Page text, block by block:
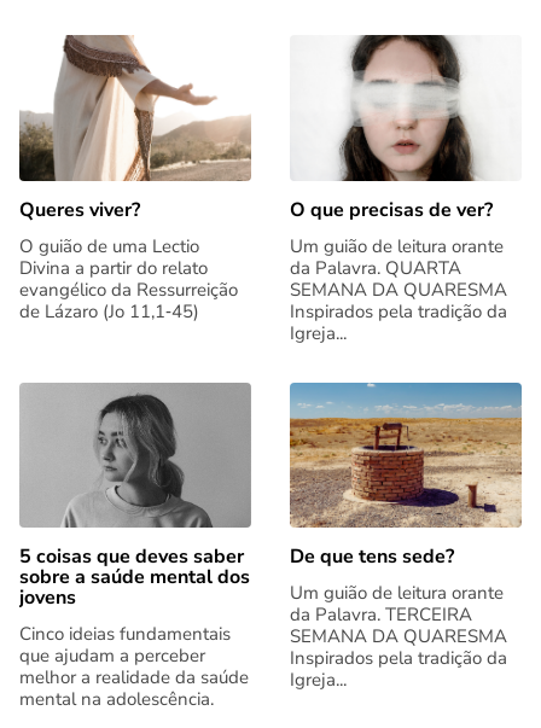
Queres viver?
O guião de uma Lectio
Divina a partir do relato
evangélico da Ressurreição
de Lázaro (Jo 11,1‑45)
O que precisas de ver?
Um guião de leitura orante
da Palavra. QUARTA
SEMANA DA QUARESMA
Inspirados pela tradição da
Igreja...
5 coisas que deves saber
sobre a saúde mental dos
jovens
Cinco ideias fundamentais
que ajudam a perceber
melhor a realidade da saúde
mental na adolescência.
De que tens sede?
Um guião de leitura orante
da Palavra. TERCEIRA
SEMANA DA QUARESMA
Inspirados pela tradição da
Igreja...